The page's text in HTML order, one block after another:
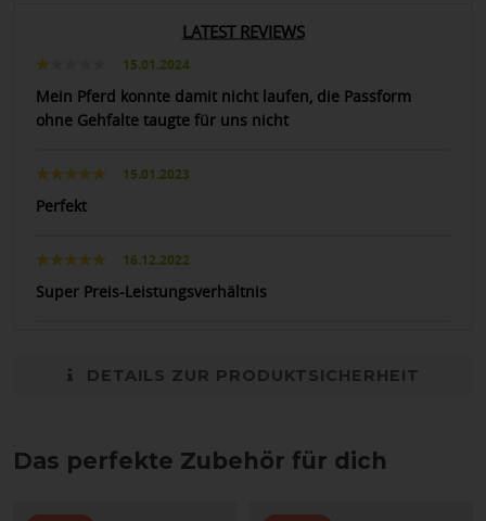
LATEST REVIEWS
15.01.2024
Mein Pferd konnte damit nicht laufen, die Passform
ohne Gehfalte taugte für uns nicht
15.01.2023
Perfekt
16.12.2022
Super Preis-Leistungsverhältnis
DETAILS ZUR PRODUKTSICHERHEIT
Das perfekte Zubehör für dich